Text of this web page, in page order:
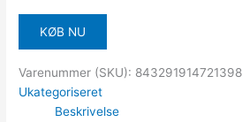
KØB NU
Varenummer (SKU):
Ukategoriseret
Beskrivelse